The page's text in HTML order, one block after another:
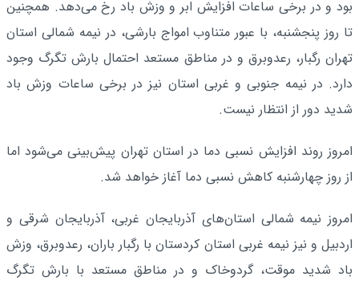
بود و در برخی ساعات افزایش ابر و وزش باد رخ می‌دهد. همچنین
تا روز پنجشنبه، با عبور متناوب امواج بارشی، در نیمه شمالی استان
تهران رگبار، رعدوبرق و در مناطق مستعد احتمال بارش تگرگ وجود
دارد. در نیمه جنوبی و غربی استان نیز در برخی ساعات وزش باد
شدید دور از انتظار نیست.
امروز روند افزایش نسبی دما در استان تهران پیش‌بینی می‌شود اما
از روز چهارشنبه کاهش نسبی دما آغاز خواهد شد.
امروز نیمه شمالی استان‌های آذربایجان غربی، آذربایجان شرقی و
اردبیل و نیز نیمه غربی استان کردستان با رگبار باران، رعدوبرق، وزش
باد شدید موقت، گردوخاک و در مناطق مستعد با بارش تگرگ